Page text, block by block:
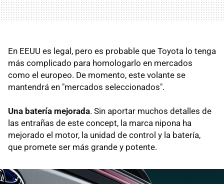
En EEUU es legal, pero es probable que Toyota lo tenga
más complicado para homologarlo en mercados
como el europeo. De momento, este volante se
mantendrá en "mercados seleccionados".
Una batería mejorada. Sin aportar muchos detalles de
las entrañas de este concept, la marca nipona ha
mejorado el motor, la unidad de control y la batería,
que promete ser más grande y potente.